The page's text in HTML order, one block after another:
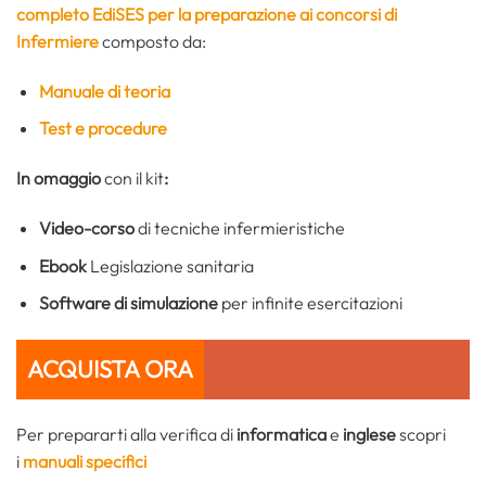
completo EdiSES per la preparazione ai concorsi di
Infermierecomposto da:
Manuale di teoria
Test e procedure
In omaggiocon il kit:
Video-corsodi tecniche infermieristiche
Ebook Legislazione sanitaria
Software di simulazioneper infinite esercitazioni
ACQUISTA ORA
Per prepararti alla verifica di informaticae inglesescopri
i manuali specifici